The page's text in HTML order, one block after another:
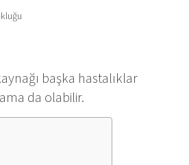
başka hastalıklar
da olabilir.